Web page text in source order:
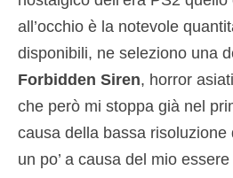
all’occhio è la notevole
disponibili, ne seleziono una
Forbidden Siren, horror
che però mi stoppa già nel
causa della bassa risoluzione
un po’ a causa del mio